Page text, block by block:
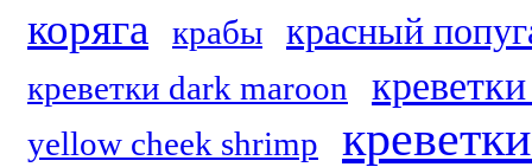
коряга крабы красный
креветки dark maroon
yellow cheek shrimp